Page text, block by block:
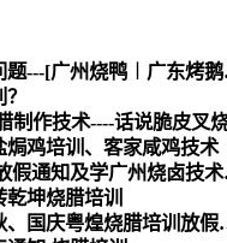
关于【广
制作技术----话说脆皮叉
鸡培训、客家咸鸡技术
广州粤煌
乾坤烧腊培训
月满中秋，喜迎